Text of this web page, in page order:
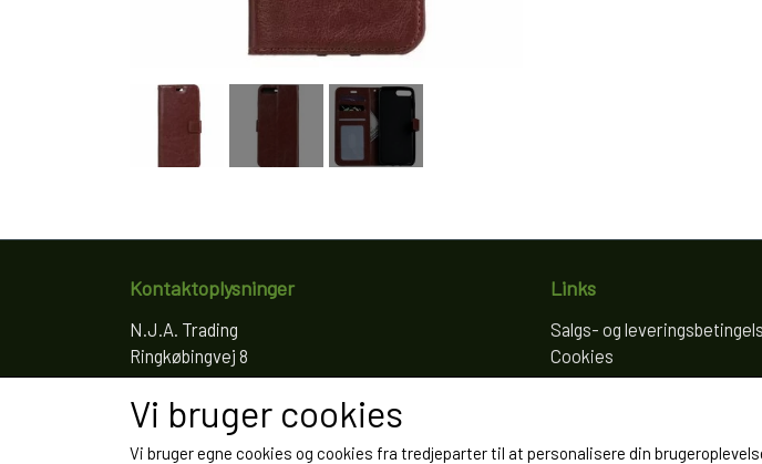
Kontaktoplysninger
N.J.A. Trading
Ringkøbingvej 8
4200 Slagelse
Telefon: 61766797
CVR: 35022155
Links
Salgs- og
Cookies
Fortrydelse og reklamation
Vi bruger cookies
Vi bruger egne cookies og cookies fra tredjeparter til at personalisere din